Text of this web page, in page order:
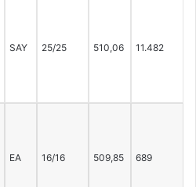
SAY 25/25 510,06 11.482
EA 16/16 509,85 689